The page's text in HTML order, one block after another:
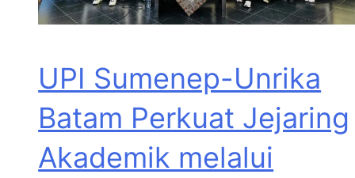
UPI Sumenep-Unrika
Batam Perkuat Jejaring
Akademik melalui